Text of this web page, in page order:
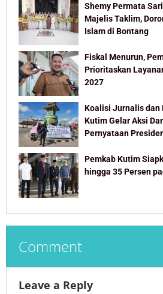
Shemy Permata
Majelis Taklim,
Islam di Bontang
Fiskal Menurun,
Prioritaskan
2027
Koalisi Jurnalis dan
Kutim Gelar Aksi
Pernyataan
Pemkab Kutim
hingga 35 Persen
Comment
Leave a Reply